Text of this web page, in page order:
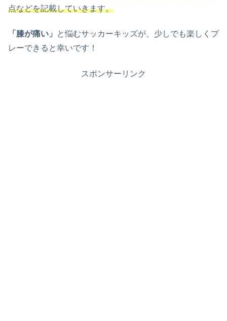
点などを記載していきます。
「膝が痛い」
と悩むサッカーキッズが、少しでも楽しくプ
レーできると幸いです！
スポンサーリンク